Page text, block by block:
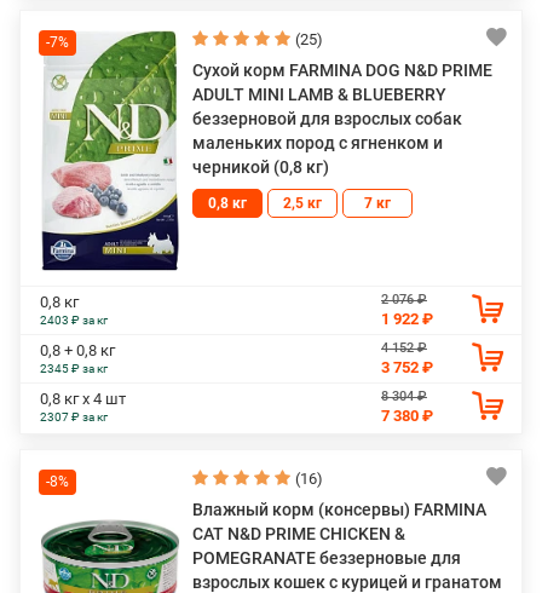
-7% (25)
Сухой корм FARMINA DOG N&D PRIME
ADULT MINI LAMB & BLUEBERRY
беззерновой для взрослых собак
маленьких пород с ягненком и
черникой (0,8 кг)
0,8 кг 2,5 кг 7 кг
0,8 кг
2403 ₽ за кг
2 076 ₽
1 922 ₽
0,8 + 0,8 кг
2345 ₽ за кг
4 152 ₽
3 752 ₽
0,8 кг х 4 шт
2307 ₽ за кг
8 304 ₽
7 380 ₽
-8% (16)
Влажный корм (консервы) FARMINA
CAT N&D PRIME CHICKEN &
POMEGRANATE беззерновые для
взрослых кошек с курицей и гранатом